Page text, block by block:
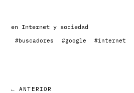
en Internet y sociedad
#buscadores #google #internet
← ANTERIOR